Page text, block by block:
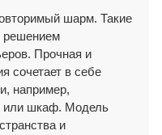
шарм. Такие
решением
Прочная и
сочетает в себе
например,
или шкаф. Модель
и